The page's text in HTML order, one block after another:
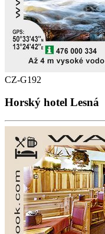
CZ-G192
Horský hotel Lesná